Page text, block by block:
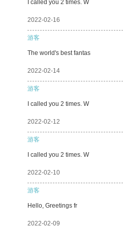
I called you 2 times. W
2022-02-16
游客
The world's best fantas
2022-02-14
游客
I called you 2 times. W
2022-02-12
游客
I called you 2 times. W
2022-02-10
游客
Hello, Greetings fr
2022-02-09